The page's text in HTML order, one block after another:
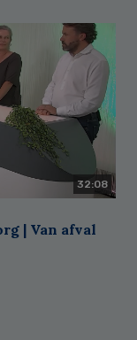
32:08
| Van afval